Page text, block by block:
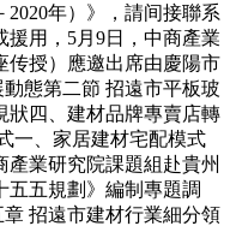
2020年）》，請间接聯系
用，5月9日，中商產業
传授）應邀出席由慶陽市
態第二節 招遠市平板玻
狀四、建材品牌專賣店轉
一、家居建材宅配模式
業研究院課題組赴貴州
五五規劃》編制專題調
招遠市建材行業細分領